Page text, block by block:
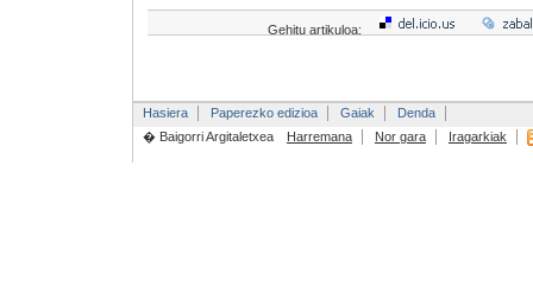
Gehitu artikuloa:
Hasiera Paperezko edizioa Gaiak
Denda
� Baigorri Argitaletxea
Harremana Nor gara Iragarkiak